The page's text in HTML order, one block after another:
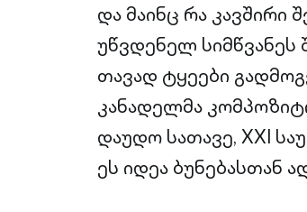
და მაინც რა კავშირი
უწვდენელ სიმწვანეს
თავად ტყეები
კანადელმა
დაუდო სათავე, XXI
ეს იდეა ბუნებასთან